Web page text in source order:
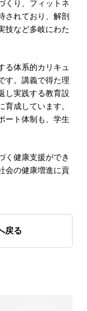
くり、フィットネ
されており、解剖
技など多岐にわた
体系的カリキュ
す。講義で得た理
し実践する教育設
成しています。
ート体制も、学生
く健康支援ができ
会の健康増進に貢
戻る